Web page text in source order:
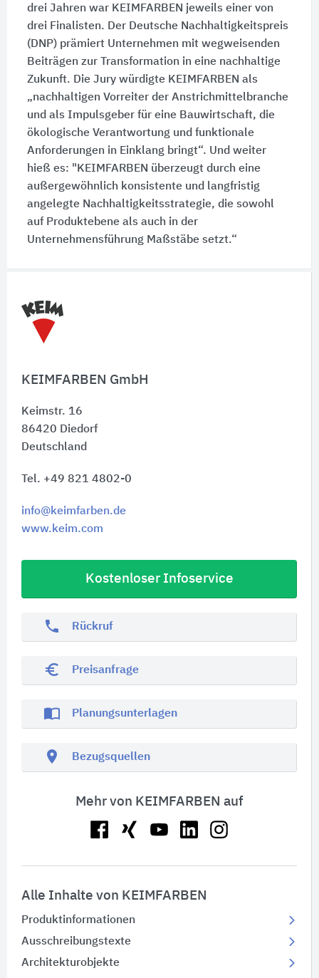
KEIMFARBEN GmbH
Keimstr. 16
86420 Diedorf
Deutschland
Tel. +49 821 4802-0
info@keimfarben.de
www.keim.com
Kostenloser Infoservice
phone Rückruf
euro_symbol Preisanfrage
import_contacts Planungsunterlagen
location_on Bezugsquellen
Mehr von KEIMFARBEN auf
Alle Inhalte von KEIMFARBEN
Produktinformationen
Ausschreibungstexte
Architekturobjekte
drei Jahren war KEIMFARBEN jeweils einer von
drei Finalisten. Der Deutsche Nachhaltigkeitspreis
(DNP) prämiert Unternehmen mit wegweisenden
Beiträgen zur Transformation in eine nachhaltige
Zukunft. Die Jury würdigte KEIMFARBEN als
„nachhaltigen Vorreiter der Anstrichmittelbranche
und als Impulsgeber für eine Bauwirtschaft, die
ökologische Verantwortung und funktionale
Anforderungen in Einklang bringt“. Und weiter
hieß es: "KEIMFARBEN überzeugt durch eine
außergewöhnlich konsistente und langfristig
angelegte Nachhaltigkeitsstrategie, die sowohl
auf Produktebene als auch in der
Unternehmensführung Maßstäbe setzt.“
Schnelleinstiege